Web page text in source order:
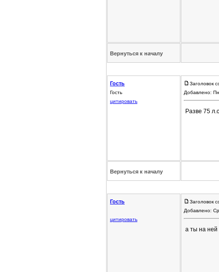
Вернуться к началу
Гость
Гость
цитировать
Заголовок
Добавлено:
Разве 75
Вернуться к началу
Гость
цитировать
Заголовок
Добавлено:
а ты на